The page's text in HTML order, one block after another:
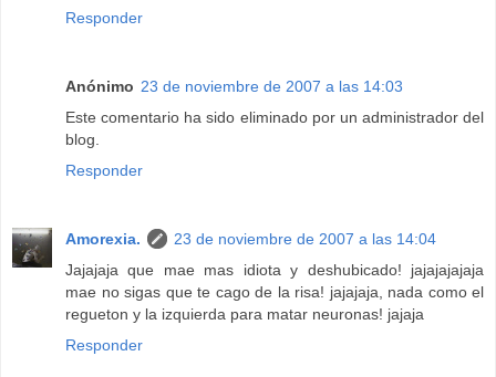
Responder
Anónimo 23 de noviembre de 2007 a las 14:03
Este comentario ha sido eliminado por un administrador del
blog.
Responder
Amorexia.
23 de noviembre de 2007 a las 14:04
Jajajaja que mae mas idiota y deshubicado! jajajajajaja
mae no sigas que te cago de la risa! jajajaja, nada como el
regueton y la izquierda para matar neuronas! jajaja
Responder